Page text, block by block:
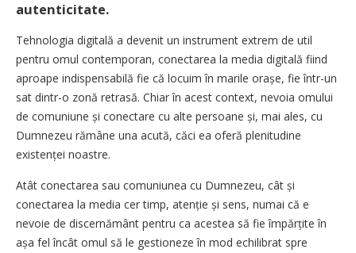
autenticitate.
Tehnologia digitală a devenit un instrument extrem de util
pentru omul contemporan, conectarea la media digitală fiind
aproape indispensabilă fie că locuim în marile orașe, fie într-un
sat dintr-o zonă retrasă. Chiar în acest context, nevoia omului
de comuniune și conectare cu alte persoane și, mai ales, cu
Dumnezeu rămâne una acută, căci ea oferă plenitudine
existenței noastre.
Atât conectarea sau comuniunea cu Dumnezeu, cât și
conectarea la media cer timp, atenție și sens, numai că e
nevoie de discernământ pentru ca acestea să fie împărțite în
așa fel încât omul să le gestioneze în mod echilibrat spre